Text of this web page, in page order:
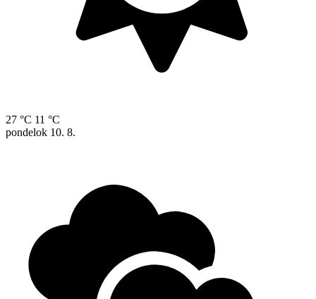
27 °C 11 °C
pondelok 10. 8.